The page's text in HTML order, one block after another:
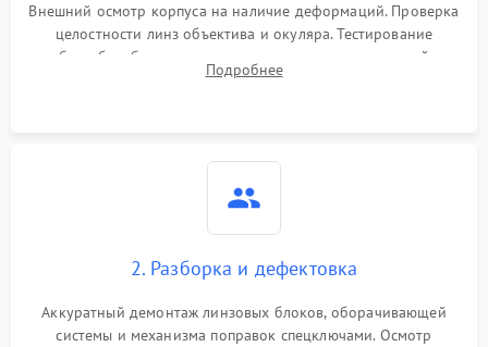
Внешний осмотр корпуса на наличие деформаций. Проверка
целостности линз объектива и окуляра. Тестирование
работы барабанчиков ввода поправок, кольца отстройки
параллакса и зума. Выявление сколов, внутренних
Подробнее
2. Разборка и дефектовка
Аккуратный демонтаж линзовых блоков, оборачивающей
системы и механизма поправок спецключами. Осмотр